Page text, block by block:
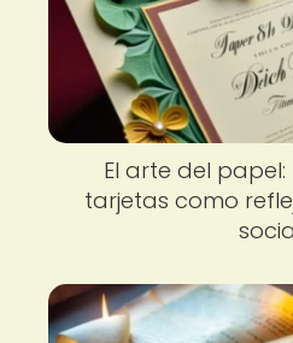
El arte del
tarjetas como